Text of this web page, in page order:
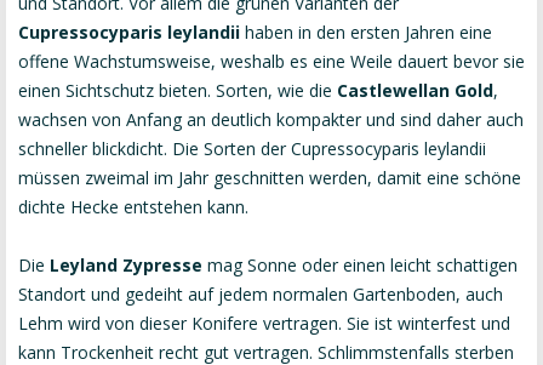
Cupressocyparis leylandii haben in den ersten Jahren eine
offene Wachstumsweise, weshalb es eine Weile dauert bevor sie
einen Sichtschutz bieten. Sorten, wie die Castlewellan Gold,
wachsen von Anfang an deutlich kompakter und sind daher auch
schneller blickdicht. Die Sorten der Cupressocyparis leylandii
müssen zweimal im Jahr geschnitten werden, damit eine schöne
dichte Hecke entstehen kann.
Die Leyland Zypresse mag Sonne oder einen leicht schattigen
Standort und gedeiht auf jedem normalen Gartenboden, auch
Lehm wird von dieser Konifere vertragen. Sie ist winterfest und
kann Trockenheit recht gut vertragen. Schlimmstenfalls sterben